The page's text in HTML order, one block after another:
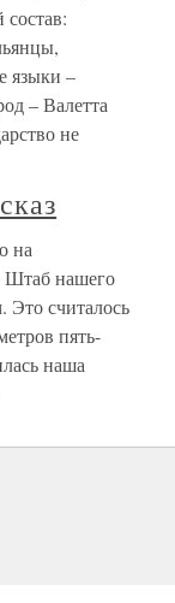
языки –
– Валетта
не
на
Штаб нашего
Это считалось
пять-
наша